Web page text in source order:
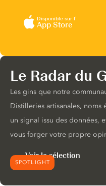
Disponible sur l’
App Store
SPOTLIGHT
Le Radar du
Les gins que notre
Distilleries artisanales, noms
un signal issu des données,
vous forger votre propre
Voir la sélection